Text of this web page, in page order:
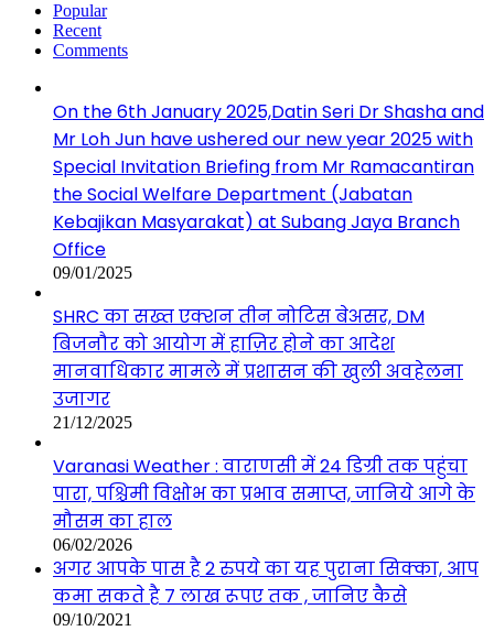
Popular
Recent
Comments
On the 6th January 2025,Datin Seri Dr Shasha and
Mr Loh Jun have ushered our new year 2025 with
Special Invitation Briefing from Mr Ramacantiran
the Social Welfare Department (Jabatan
Kebajikan Masyarakat) at Subang Jaya Branch
Office
09/01/2025
SHRC का सख्त एक्शन तीन नोटिस बेअसर, DM
बिजनौर को आयोग में हाज़िर होने का आदेश
मानवाधिकार मामले में प्रशासन की खुली अवहेलना
उजागर
21/12/2025
Varanasi Weather : वाराणसी में 24 डिग्री तक पहुंचा
पारा, पश्चिमी विक्षोभ का प्रभाव समाप्त, जानिये आगे के
मौसम का हाल
06/02/2026
अगर आपके पास है 2 रुपये का यह पुराना सिक्का, आप
कमा सकते है 7 लाख रूपए तक , जानिए कैसे
09/10/2021